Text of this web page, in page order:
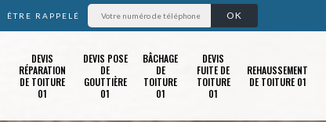
ÊTRE RAPPELÉ
DEVIS
RÉPARATION
DE TOITURE
01
DEVIS POSE
DE
GOUTTIÈRE
01
BÂCHAGE
DE
TOITURE
01
DEVIS
FUITE DE
TOITURE
01
REHAUSSEMENT
DE TOITURE 01